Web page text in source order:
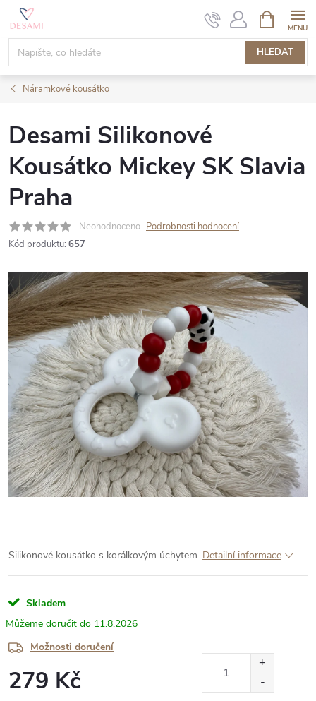
Přejít
obsah
HLEDAT
NÁKUPNÍ
KOŠÍK
Náramkové kousátko
Desami Silikonové
Kousátko Mickey SK Slavia
Praha
Neohodnoceno Podrobnosti hodnocení
Kód produktu: 657
Silikonové kousátko s korálkovým úchytem. Detailní informace
Skladem
11.8.2026
Možnosti doručení
279 Kč